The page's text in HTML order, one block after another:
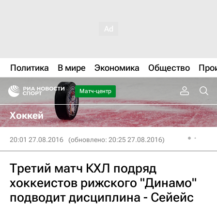
Политика В мире Экономика Общество
Матч-центр
Хоккей
20:01 27.08.2016 (обновлено: 20:25 27.08.2016)
Третий матч КХЛ подряд
хоккеистов рижского "Динамо"
подводит дисциплина - Сейейс